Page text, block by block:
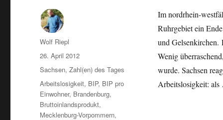
Im nordrhein-
Ruhrgebiet ein
und Gelsenkirchen.
Wenig
wurde. Sachsen
Arbeitslosigkeit:
Autor
Wolf Riepl
Veröffentlicht
am
26. April 2012
Kategorien
Sachsen,Zahl(en) des Tages
Schlagwörter
Arbeitslosigkeit, BIP, BIP pro
Einwohner, Brandenburg,
Bruttoinlandsprodukt,
Mecklenburg-Vorpommern,